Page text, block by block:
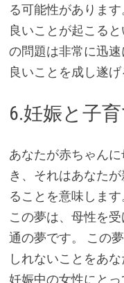
る可能性がありま
良いことが起こる
の問題は非常に迅
良いことを成し遂げ
6.妊娠と子
あなたが赤ちゃん
き、それはあなた
ることを意味します
この夢は、母性を
通の夢です。 この
しれないことをあ
妊娠中の女性にと